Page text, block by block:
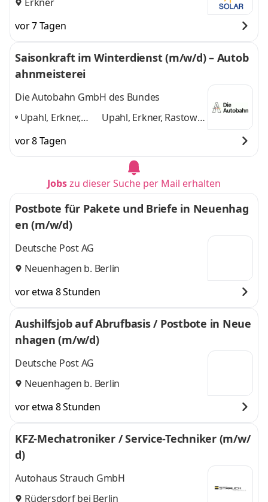
vor 7 Tagen
Saisonkraft im Winterdienst (m/w/d) – Autob
ahn­meisterei
Die Autobahn GmbH des Bundes
Upahl, Erkner,
Fahrbinde),
Kavelstorf,
Upahl, Erkner, Rastow
weitere
vor 8 Tagen
Jobszu dieser Suche per Mail erhalten
Postbote für Pakete und Briefe in Neuenhag
en (m/w/d)
Deutsche Post AG
Neuenhagen b. Berlin
vor etwa 8 Stunden
Aushilfsjob auf Abrufbasis / Postbote in Neue
nhagen (m/w/d)
Deutsche Post AG
Neuenhagen b. Berlin
vor etwa 8 Stunden
KFZ-Mechatroniker / Service-Techniker (m/w/
d)
Autohaus Strauch GmbH
Rüdersdorf bei Berlin